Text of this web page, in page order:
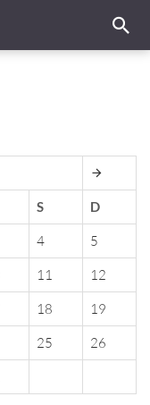
S D
4
5
11
12
18
19
25
26